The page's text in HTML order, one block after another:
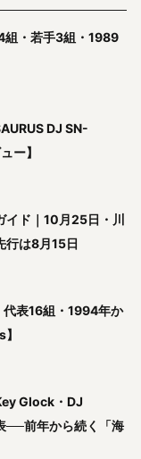
組・若手3組・1989
DJ SN-
ー】
ド｜10月25日・川
行は8月15日
代表16組・1994年か
Glock・DJ
──前年から続く「海